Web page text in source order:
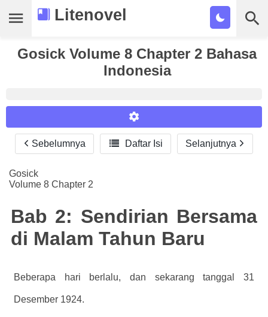
Litenovel
Daftar Novel
Tags
Bookmark
Cari
Gosick Volume 8 Chapter 2 Bahasa
Indonesia
Reader Settings
Font :
Titillium Web
Size :
Sebelumnya  Daftar Isi Selanjutnya
Gosick
Volume 8 Chapter 2
Bab 2: Sendirian Bersama
di Malam Tahun Baru
Beberapa hari berlalu, dan sekarang tanggal 31
Desember 1924.